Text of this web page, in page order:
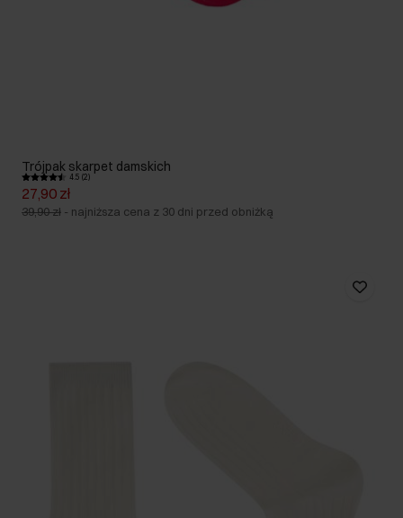
Trójpak skarpet damskich
4.5 (2)
27,90 zł
39,90 zł - najniższa cena z 30 dni przed obniżką